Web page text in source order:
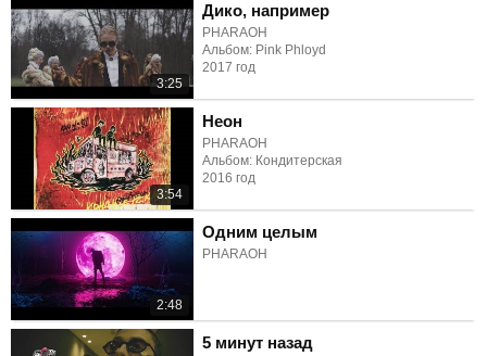
3:25
Дико, например
PHARAOH
Альбом: Pink Phloyd
2017 год
3:54
Неон
PHARAOH
Альбом: Кондитерская
2016 год
2:48
Одним целым
PHARAOH
5 минут назад